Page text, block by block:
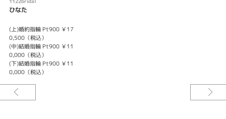
ひなた
(上)婚約指輪 Pt900 ￥17
0,500（税込）
(中)結婚指輪 Pt900 ￥11
0,000（税込）
(下)結婚指輪 Pt900 ￥11
0,000（税込）